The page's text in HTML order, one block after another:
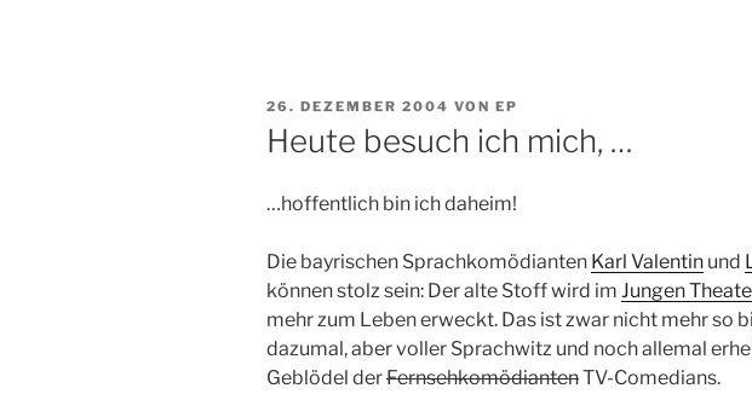
VERÖFFENTLICHT
AM
26. DEZEMBER 2004 VON EP
Heute besuch ich mich, …
…hoffentlich bin ich daheim!
Die bayrischen Sprachkomödianten Karl Valentin und
können stolz sein: Der alte Stoff wird im Jungen
mehr zum Leben erweckt. Das ist zwar nicht mehr so
dazumal, aber voller Sprachwitz und noch allemal
Geblödel derFernsehkomödiantenTV-Comedians.